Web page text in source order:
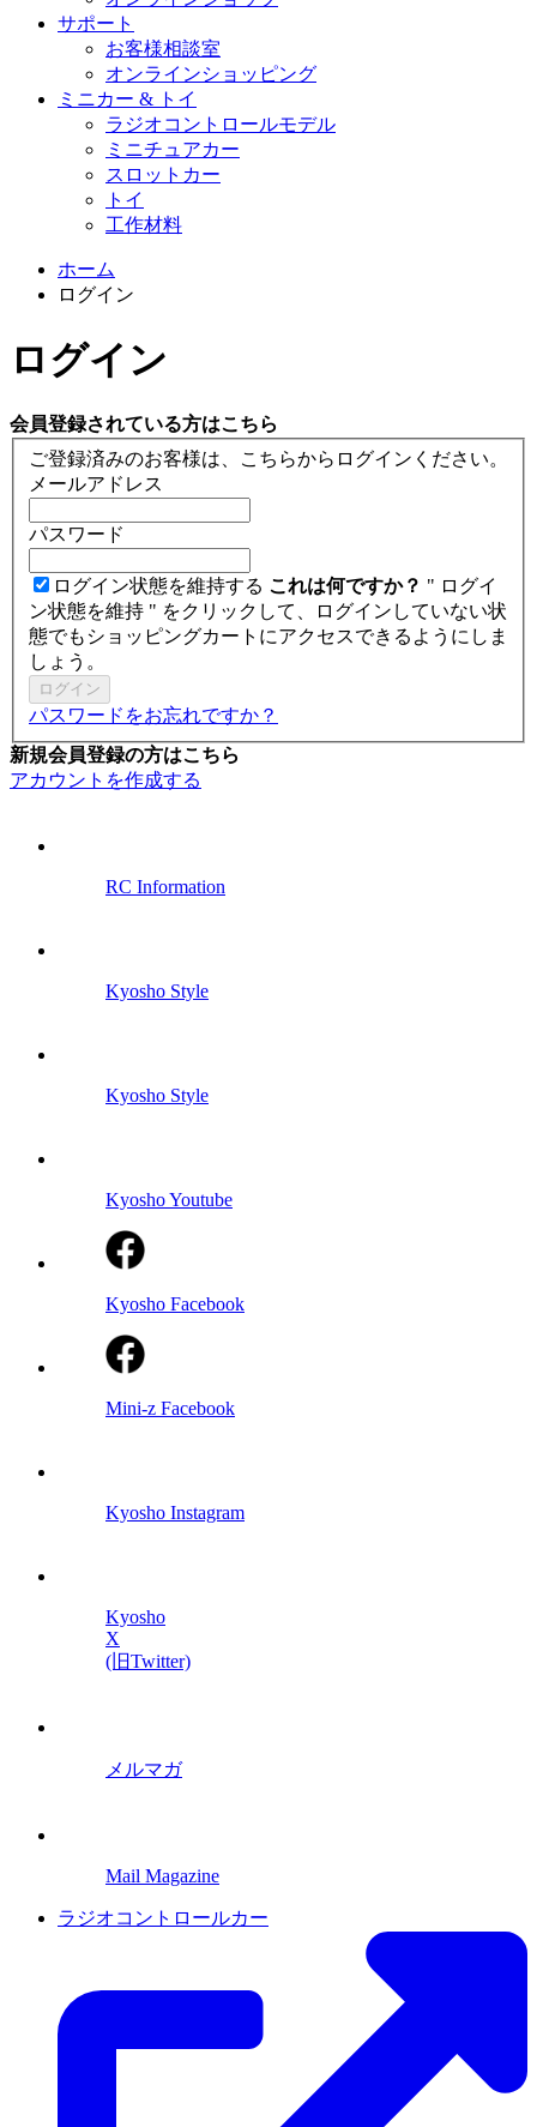
サポート
お客様相談室
オンラインショッピング
ミニカー & トイ
ラジオコントロールモデル
ミニチュアカー
スロットカー
トイ
工作材料
ホーム
ログイン
ログイン
会員登録されている方はこちら
ご登録済みのお客様は、こちらからログインください。
メールアドレス
パスワード
ログイン状態を維持する これは何ですか？ " ログイ
ン状態を維持 " をクリックして、ログインしていない状
態でもショッピングカートにアクセスできるようにしま
しょう。
ログイン
パスワードをお忘れですか？
新規会員登録の方はこちら
アカウントを作成する
RC Information
Kyosho Style
Kyosho Style
Kyosho Youtube
Kyosho Facebook
Mini-z Facebook
Kyosho Instagram
Kyosho
X
(旧Twitter)
メルマガ
Mail Magazine
ラジオコントロールカー